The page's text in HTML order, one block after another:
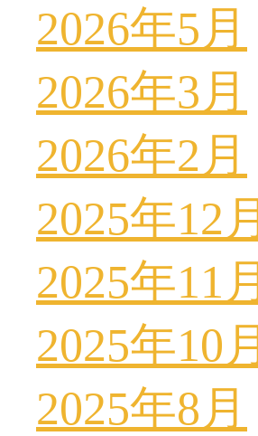
2026年5月
2026年3月
2026年2月
2025年12月
2025年11月
2025年10月
2025年8月